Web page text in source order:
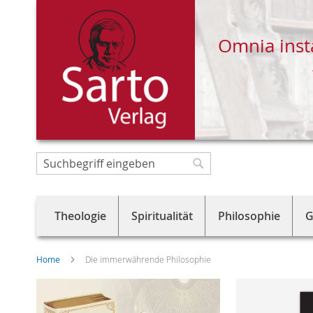
Direkt
zum
Omnia
Suche
Theologie Spiritualität Philosophie
Home Die immerwährende Philosophie